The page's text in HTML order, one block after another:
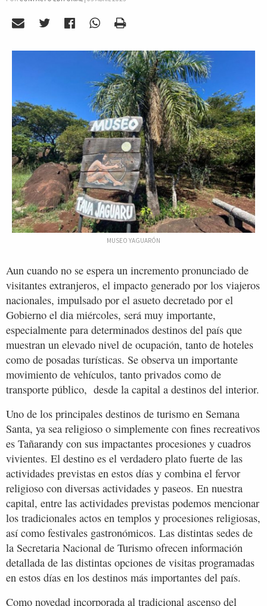
MUSEO YAGUARÓN
Aun cuando no se espera un incremento pronunciado de
visitantes extranjeros, el impacto generado por los viajeros
nacionales, impulsado por el asueto decretado por el
Gobierno el dia miércoles, será muy importante,
especialmente para determinados destinos del país que
muestran un elevado nivel de ocupación, tanto de hoteles
como de posadas turísticas. Se observa un importante
movimiento de vehículos, tanto privados como de
transporte público, desde la capital a destinos del interior.
Uno de los principales destinos de turismo en Semana
Santa, ya sea religioso o simplemente con fines recreativos
es Tañarandy con sus impactantes procesiones y cuadros
vivientes. El destino es el verdadero plato fuerte de las
actividades previstas en estos días y combina el fervor
religioso con diversas actividades y paseos. En nuestra
capital, entre las actividades previstas podemos mencionar
los tradicionales actos en templos y procesiones religiosas,
así como festivales gastronómicos. Las distintas sedes de
la Secretaria Nacional de Turismo ofrecen información
detallada de las distintas opciones de visitas programadas
en estos días en los destinos más importantes del país.
Como novedad incorporada al tradicional ascenso del